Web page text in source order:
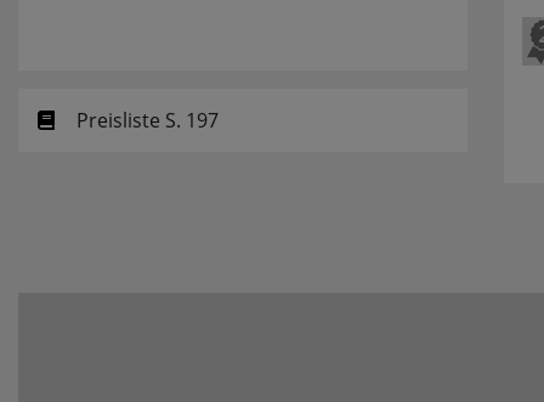
Preisliste S. 197